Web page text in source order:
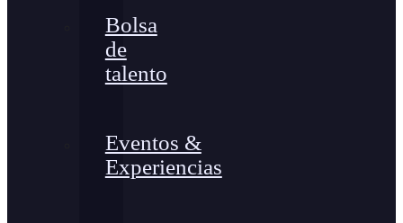
Bolsa
de
talento
Eventos &
Experiencias